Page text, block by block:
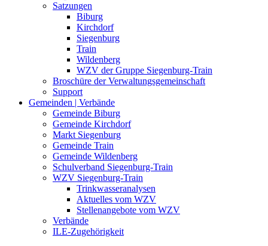
Satzungen
Biburg
Kirchdorf
Siegenburg
Train
Wildenberg
WZV der Gruppe Siegenburg-Train
Broschüre der Verwaltungsgemeinschaft
Support
Gemeinden | Verbände
Gemeinde Biburg
Gemeinde Kirchdorf
Markt Siegenburg
Gemeinde Train
Gemeinde Wildenberg
Schulverband Siegenburg-Train
WZV Siegenburg-Train
Trinkwasseranalysen
Aktuelles vom WZV
Stellenangebote vom WZV
Verbände
ILE-Zugehörigkeit